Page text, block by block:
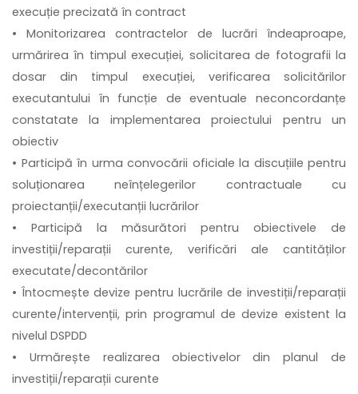
execuție precizată în contract
• Monitorizarea contractelor de lucrări îndeaproape,
urmărirea în timpul execuției, solicitarea de fotografii la
dosar din timpul execuției, verificarea solicitărilor
executantului în funcție de eventuale neconcordanțe
constatate la implementarea proiectului pentru un
obiectiv
• Participă în urma convocării oficiale la discuțiile pentru
soluționarea neînțelegerilor contractuale cu
proiectanții/executanții lucrărilor
• Participă la măsurători pentru obiectivele de
investiții/reparații curente, verificări ale cantităților
executate/decontărilor
• Întocmește devize pentru lucrările de investiții/reparații
curente/intervenții, prin programul de devize existent la
nivelul DSPDD
• Urmărește realizarea obiectivelor din planul de
investiții/reparații curente